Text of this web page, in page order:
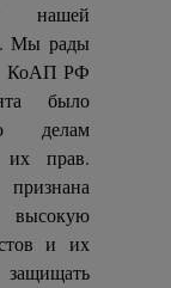
нашей
Мы рады
КоАП РФ
было
делам
их прав.
высокую
и их